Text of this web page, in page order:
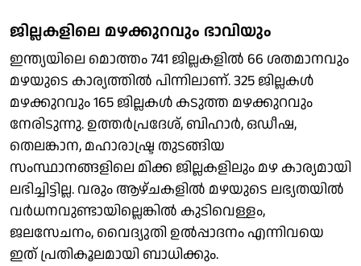
ജില്ലകളിലെ മഴക്കുറവും ഭാവിയും
ഇന്ത്യയിലെ മൊത്തം 741 ജില്ലകളില്‍ 66 ശതമാനവും
മഴയുടെ കാര്യത്തില്‍ പിന്നിലാണ്. 325 ജില്ലകള്‍
മഴക്കുറവും 165 ജില്ലകള്‍ കടുത്ത മഴക്കുറവും
നേരിടുന്നു. ഉത്തര്‍പ്രദേശ്, ബിഹാര്‍, ഒഡീഷ,
തെലങ്കാന, മഹാരാഷ്ട്ര തുടങ്ങിയ
സംസ്ഥാനങ്ങളിലെ മിക്ക ജില്ലകളിലും മഴ കാര്യമായി
ലഭിച്ചിട്ടില്ല. വരും ആഴ്ചകളില്‍ മഴയുടെ ലഭ്യതയില്‍
വര്‍ധനവുണ്ടായില്ലെങ്കില്‍ കുടിവെള്ളം,
ജലസേചനം, വൈദ്യുതി ഉല്‍പ്പാദനം എന്നിവയെ
ഇത് പ്രതികൂലമായി ബാധിക്കും.